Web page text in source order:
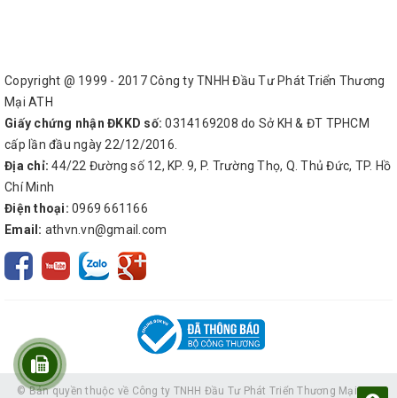
Copyright @ 1999 - 2017 Công ty TNHH Đầu Tư Phát Triển Thương
Mại ATH
Giấy chứng nhận ĐKKD số: 0314169208 do Sở KH & ĐT TPHCM
cấp lần đầu ngày 22/12/2016.
Địa chỉ: 44/22 Đường số 12, KP. 9, P. Trường Thọ, Q. Thủ Đức, TP. Hồ
Chí Minh
Điện thoại: 0969 661166
Email: athvn.vn@gmail.com
© Bản quyền thuộc về Công ty TNHH Đầu Tư Phát Triển Thương Mại ATH